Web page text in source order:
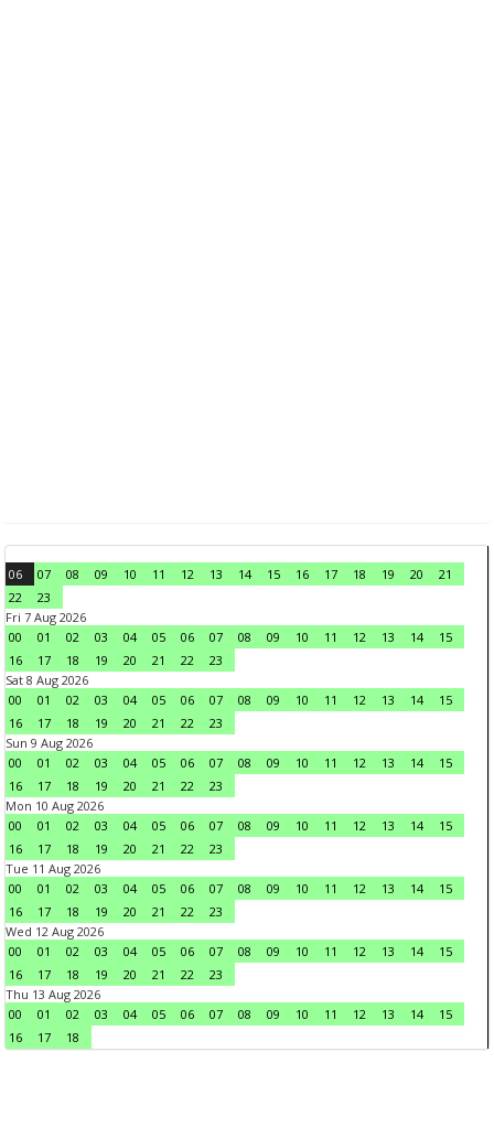
06 07 08 09 10 11 12 13 14 15 16 17 18 19 20
21
22
23
Fri 7 Aug 2026
00
01 02 03 04 05 06 07 08 09 10 11 12 13 14
15
16
17 18 19 20 21 22
23
Sat 8 Aug 2026
00
01 02 03 04 05 06 07 08 09 10 11 12 13 14
15
16
17 18 19 20 21 22
23
Sun 9 Aug 2026
00
01 02 03 04 05 06 07 08 09 10 11 12 13 14
15
16
17 18 19 20 21 22
23
Mon 10 Aug 2026
00
01 02 03 04 05 06 07 08 09 10 11 12 13 14
15
16
17 18 19 20 21 22
23
Tue 11 Aug 2026
00
01 02 03 04 05 06 07 08 09 10 11 12 13 14
15
16
17 18 19 20 21 22
23
Wed 12 Aug 2026
00
01 02 03 04 05 06 07 08 09 10 11 12 13 14
15
16
17 18 19 20 21 22
23
Thu 13 Aug 2026
00
01 02 03 04 05 06 07 08 09 10 11 12 13 14
15
16
17 18